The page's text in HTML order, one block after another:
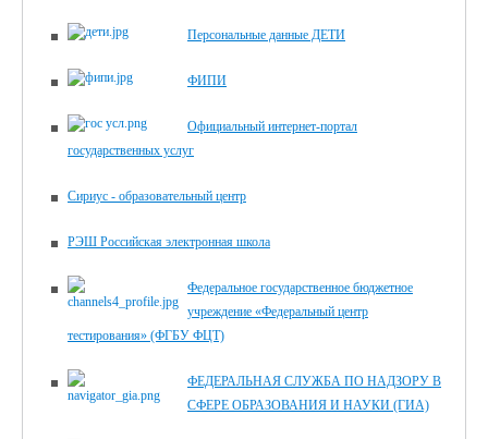
Персональные данные ДЕТИ
ФИПИ
Официальный интернет-портал
государственных услуг
Сириус - образовательный центр
РЭШ Российская электронная школа
Федеральное государственное бюджетное
учреждение «Федеральный центр
тестирования» (ФГБУ ФЦТ)
ФЕДЕРАЛЬНАЯ СЛУЖБА ПО НАДЗОРУ В
СФЕРЕ ОБРАЗОВАНИЯ И НАУКИ (ГИА)